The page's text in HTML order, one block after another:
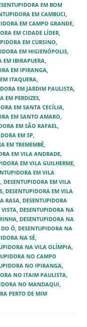
EM BOM
EM CAMBUCI‎,
EM CAMPO GRANDE,
EM CIDADE LÍDER‎,
EM CURSINO‎,
EM HIGIENÓPOLIS,
EM IBIRAPUERA,
EM IPIRANGA,
ITAQUERA‎,
EM JARDIM PAULISTA‎,
EM PERDIZES,
EM SANTA CECÍLIA,
EM SANTO AMARO,
EM SÃO RAFAEL,
EM SP,
EM TREMEMBÉ‎,
EM VILA ANDRADE‎,
EM VILA GUILHERME‎,
EM VILA
, DESENTUPIDORA EM VILA
, DESENTUPIDORA EM VILA
RASA‎, DESENTUPIDORA
VISTA, DESENTUPIDORA NA
, DESENTUPIDORA NA
DO Ó, DESENTUPIDORA NA
NA SÉ,
NA VILA OLÍMPIA,
NO CAMPO
NO IPIRANGA,
NO ITAIM PAULISTA‎,
NO MANDAQUI,
PERTO DE MIM